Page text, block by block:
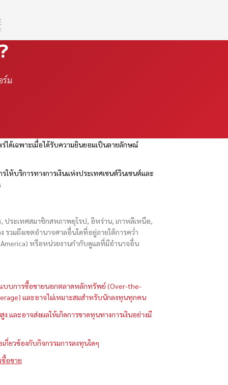
ร์ม
ได้เฉพาะเมื่อได้รับความยินยอมเป็นลายลักษณ์
ห้บริการทางการเงินแห่งประเทศเซนต์วินเซนต์และ
ประเทศสมาชิกสหภาพยุโรป, อิหร่าน, เกาหลีเหนือ,
รวมถึงเขตอำนาจศาลอื่นใดที่อยู่ภายใต้การคว่ำ
หรือหน่วยงานกำกับดูแลที่มีอำนาจอื่น
แบบการซื้อขายนอกตลาดหลักทรัพย์ (Over-the-
และอาจไม่เหมาะสมสำหรับนักลงทุนทุกคน
ง และอาจส่งผลให้เกิดการขาดทุนทางการเงินอย่างมี
กี่ยวข้องกับกิจกรรมการลงทุนใดๆ
ซื้อขาย